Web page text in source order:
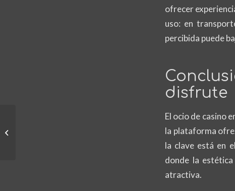
ofrecer
uso: en
percibida puede
disfrute
El ocio de casino
la plataforma
la clave está en
donde la
atractiva.